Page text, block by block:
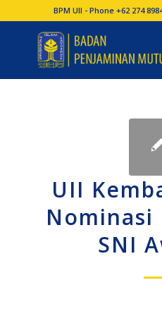
BPM UII - Phone +62 274
UII
Nominasi
SNI